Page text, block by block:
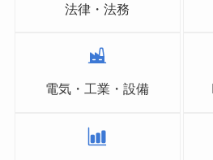
法律・法務
電気・工業・設備